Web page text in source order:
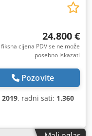
24.800 €
fiksna cijena PDV se ne može
posebno iskazati
Pozovite
2019, radni sati: 1.360